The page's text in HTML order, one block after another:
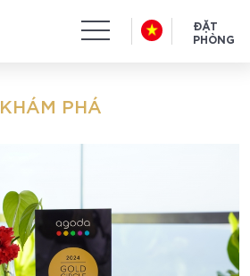
ĐẶT
PHÒNG
KHÁM PHÁ